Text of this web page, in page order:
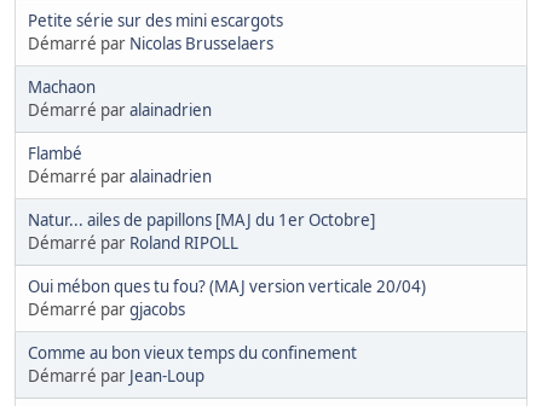
Petite série sur des mini escargots
Démarré par Nicolas Brusselaers
Machaon
Démarré paralainadrien
Flambé
Démarré paralainadrien
Natur... ailes de papillons [MAJ du 1er Octobre]
Démarré par Roland RIPOLL
Oui mébon ques tu fou? (MAJ version verticale 20/04)
Démarré pargjacobs
Comme au bon vieux temps du confinement
Démarré par Jean-Loup